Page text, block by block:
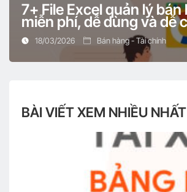
7+ File Excel quản lý bán
miễn phí, dễ dùng và dễ
18/03/2026 Bán hàng - Tài chính
BÀI VIẾT XEM NHIỀU NHẤT
Partnership là gì? Tất tần tật
những gì?